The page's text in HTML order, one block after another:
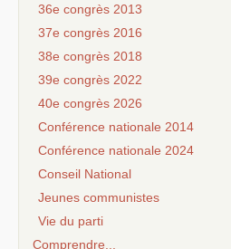
36e congrès 2013
37e congrès 2016
38e congrès 2018
39e congrès 2022
40e congrès 2026
Conférence nationale 2014
Conférence nationale 2024
Conseil National
Jeunes communistes
Vie du parti
Comprendre...